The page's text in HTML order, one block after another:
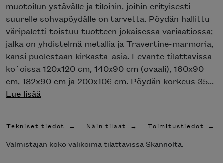
muotoilun ystävälle ja tiloihin, joihin erityisesti
suurelle sohvapöydälle on tarvetta. Pöydän hallittu
väripaletti toistuu tuotteen jokaisessa variaatiossa;
jalka on yhdistelmä metallia ja Travertine-marmoria,
kansi puolestaan kirkasta lasia. Levante tilattavissa
ko´oissa 120x120 cm, 140x90 cm (ovaali), 160x90
cm, 182x90 cm ja 200x106 cm. Pöydän korkeus 35...
Lue lisää
Tekniset tiedot Näin tilaat Toimitustiedot
Valmistajan koko valikoima tilattavissa Skannolta.